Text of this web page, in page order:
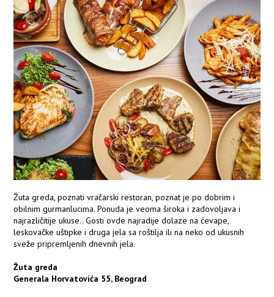
Žuta greda, poznati vračarski restoran, poznat je po dobrim i
obilnim gurmanlucima. Ponuda je veoma široka i zadovoljava i
najrazličitije ukuse.. Gosti ovde najradije dolaze na ćevape,
leskovačke uštipke i druga jela sa roštilja ili na neko od ukusnih
sveže pripremljenih dnevnih jela.
Žuta greda
Generala Horvatovića 55, Beograd